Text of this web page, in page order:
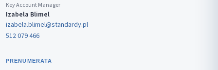
Key Account Manager
Izabela Blimel
izabela.blimel@standardy.pl
512 079 466
PRENUMERATA